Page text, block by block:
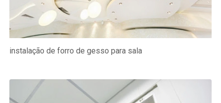
instalação de forro de gesso para sala